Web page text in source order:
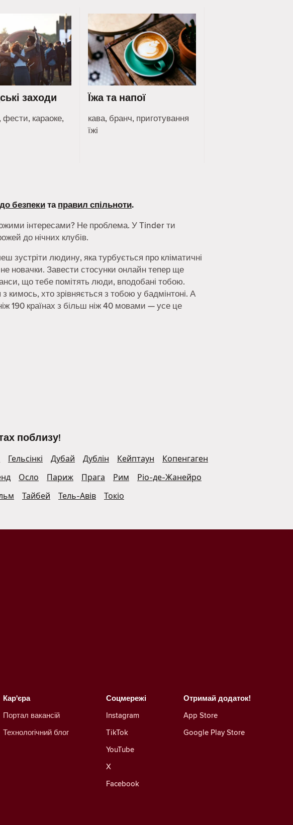
заходи
фести, караоке,
Їжа та напої
кава, бранч, приготування
їжі
безпекитаправил спільноти.
інтересами? Не проблема. У Tinder ти
до нічних клубів.
зустріти людину, яка турбується про кліматичні
новачки. Завести стосунки онлайн тепер ще
що тебе помітять люди, вподобані тобою.
кимось, хто зрівняється з тобою у бадмінтоні. А
190 країнах з більш ніж 40 мовами — усе це
поблизу!
Гельсінкі Дубай Дублін Кейптаун
Копенгаген
Осло Париж Прага Рим
Ріо-де-Жанейро
Тайбей Тель-Авів Токіо
Соцмережі
Instagram
TikTok
YouTube
X
Facebook
Кар'єра
Портал вакансій
Технологічний блог
Отримай додаток!
App Store
Google Play Store